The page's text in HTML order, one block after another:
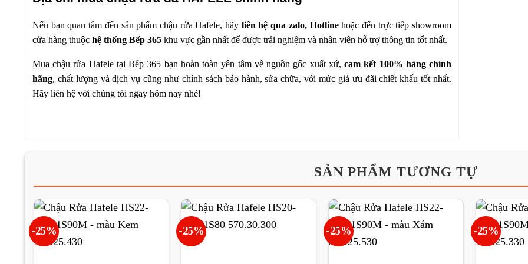
Nếu bạn quan tâm đến sản phẩm chậu rửa Hafele, hãy liên hệ qua zalo, Hotlinehoặc đến trực tiếp showroom
cửa hàng thuộc hệ thống Bếp 365 khu vực gần nhất để được trải nghiệm và nhân viên hỗ trợ thông tin tốt nhất.
Mua chậu rửa Hafele tạiBếp 365 bạn hoàn toàn yên tâm về nguồn gốc xuất xứ,cam kết 100% hàng chính
hãng, chất lượng và dịch vụ cũng như chính sách bảo hành, sửa chữa, với mức giá ưu đãi chiết khấu tốt nhất.
Hãy liên hệ với chúng tôi ngay hôm nay nhé!
SẢN PHẨM TƯƠNG TỰ
-25% -25% -25% -25%